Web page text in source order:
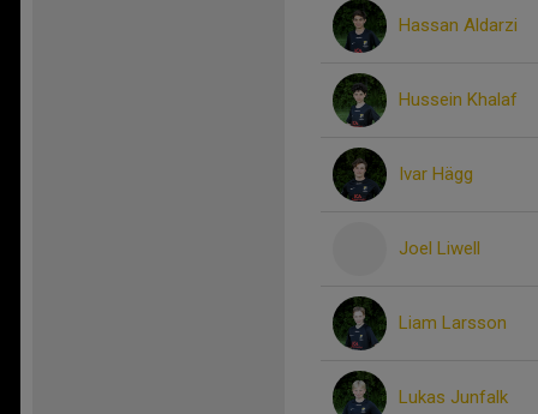
Hassan Aldarzi
Hussein Khalaf
Ivar Hägg
Joel Liwell
Liam Larsson
Lukas Junfalk